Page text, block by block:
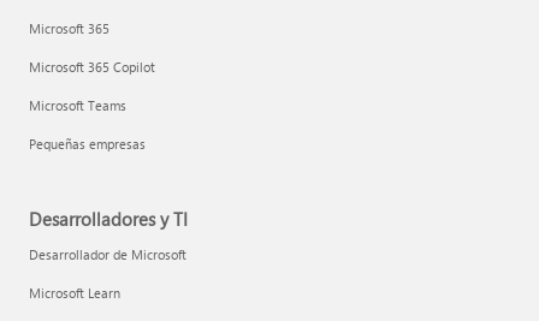
Microsoft 365
Microsoft 365 Copilot
Microsoft Teams
Pequeñas empresas
Desarrolladores y TI
Desarrollador de Microsoft
Microsoft Learn